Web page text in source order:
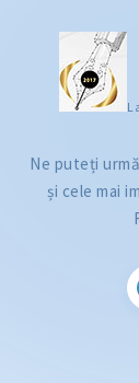
Ne puteți
și cele mai